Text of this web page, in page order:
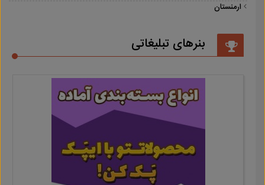
ارمنستان
بنرهای تبلیغاتی